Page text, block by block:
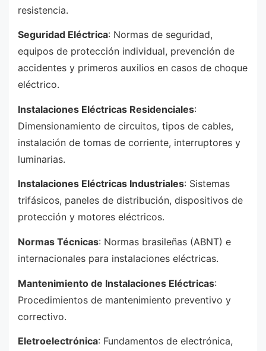
resistencia.
Seguridad Eléctrica: Normas de seguridad,
equipos de protección individual, prevención de
accidentes y primeros auxilios en casos de choque
eléctrico.
Instalaciones Eléctricas Residenciales:
Dimensionamiento de circuitos, tipos de cables,
instalación de tomas de corriente, interruptores y
luminarias.
Instalaciones Eléctricas Industriales: Sistemas
trifásicos, paneles de distribución, dispositivos de
protección y motores eléctricos.
Normas Técnicas: Normas brasileñas (ABNT) e
internacionales para instalaciones eléctricas.
Mantenimiento de Instalaciones Eléctricas:
Procedimientos de mantenimiento preventivo y
correctivo.
Eletroelectrónica: Fundamentos de electrónica,